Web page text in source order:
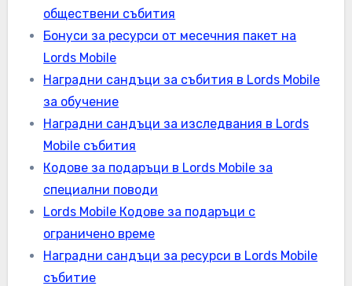
обществени събития
Бонуси за ресурси от месечния пакет на
Lords Mobile
Наградни сандъци за събития в Lords Mobile
за обучение
Наградни сандъци за изследвания в Lords
Mobile събития
Кодове за подаръци в Lords Mobile за
специални поводи
Lords Mobile Кодове за подаръци с
ограничено време
Наградни сандъци за ресурси в Lords Mobile
събитие